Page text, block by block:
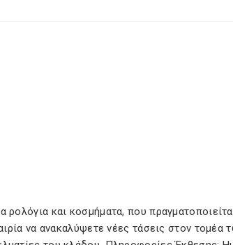
ρολόγια και κοσμήματα, που
να ανακαλύψετε νέες τάσεις στον